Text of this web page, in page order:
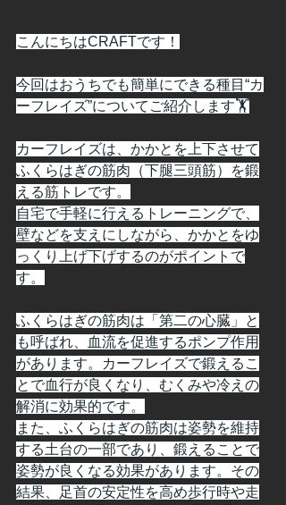
こんにちはCRAFTです！
今回はおうちでも簡単にできる種目“カ
ーフレイズ”についてご紹介します🏋
カーフレイズは、かかとを上下させて
ふくらはぎの筋肉（下腿三頭筋）を鍛
える筋トレです。
自宅で手軽に行えるトレーニングで、
壁などを支えにしながら、かかとをゆ
っくり上げ下げするのがポイントで
す。﻿
ふくらはぎの筋肉は「第二の心臓」と
も呼ばれ、血流を促進するポンプ作用
があります。カーフレイズで鍛えるこ
とで血行が良くなり、むくみや冷えの
解消に効果的です。
また、ふくらはぎの筋肉は姿勢を維持
する土台の一部であり、鍛えることで
姿勢が良くなる効果があります。その
結果、足首の安定性を高め歩行時や走